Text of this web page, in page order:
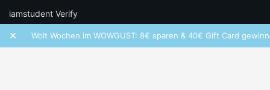
×Wolt Wochen im WOWGUST: 8€ sparen & 40€ Gift Card gewinnen!
iamstudent Verify